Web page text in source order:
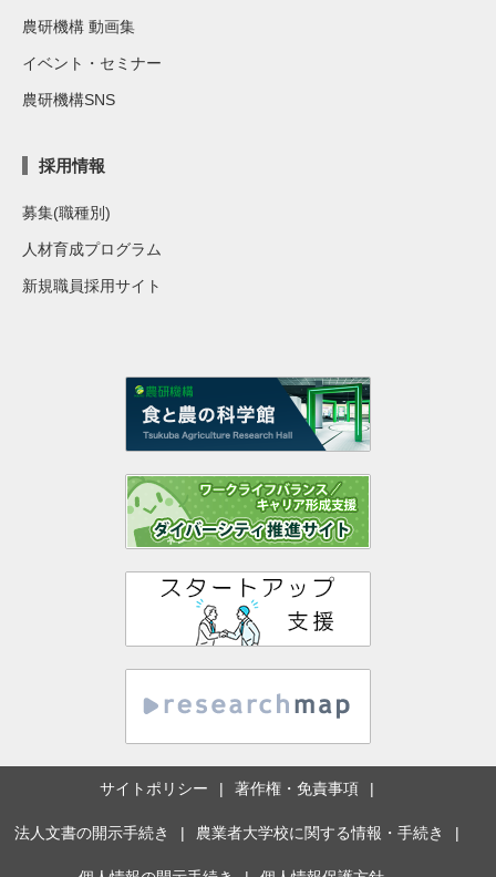
農研機構 動画集
イベント・セミナー
農研機構SNS
採用情報
募集(職種別)
人材育成プログラム
新規職員採用サイト
サイトポリシー 著作権・免責事項
法人文書の開示手続き 農業者大学校に関する情報・手続き